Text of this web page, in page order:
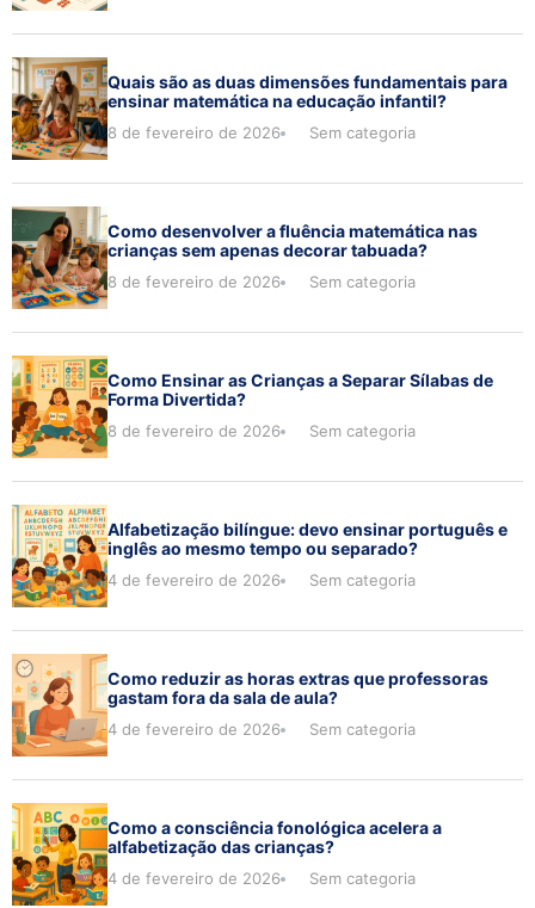
Quais são as duas dimensões fundamentais para
ensinar matemática na educação infantil?
8 de fevereiro de 2026 Sem categoria
Como desenvolver a fluência matemática nas
crianças sem apenas decorar tabuada?
8 de fevereiro de 2026 Sem categoria
Como Ensinar as Crianças a Separar Sílabas de
Forma Divertida?
8 de fevereiro de 2026 Sem categoria
Alfabetização bilíngue: devo ensinar português e
inglês ao mesmo tempo ou separado?
4 de fevereiro de 2026 Sem categoria
Como reduzir as horas extras que professoras
gastam fora da sala de aula?
4 de fevereiro de 2026 Sem categoria
Como a consciência fonológica acelera a
alfabetização das crianças?
4 de fevereiro de 2026 Sem categoria